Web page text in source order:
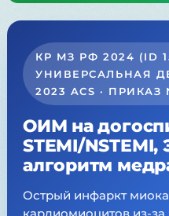
КР МЗ РФ 2024 (ID
УНИВЕРСАЛЬНАЯ
2023 ACS · ПРИКАЗ
ОИМ на
STEMI/
алгоритм
Острый инфаркт